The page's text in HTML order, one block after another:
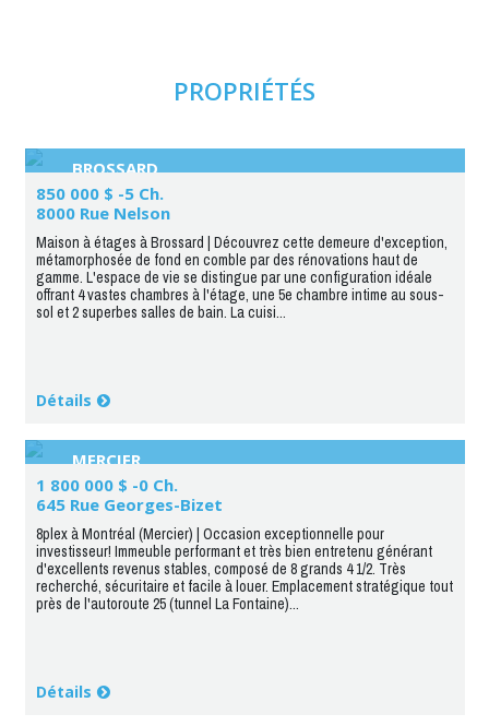
PROPRIÉTÉS
BROSSARD
850 000 $ -5 Ch.
8000 Rue Nelson
Maison à étages à Brossard | Découvrez cette demeure d'exception,
métamorphosée de fond en comble par des rénovations haut de
gamme. L'espace de vie se distingue par une configuration idéale
offrant 4 vastes chambres à l'étage, une 5e chambre intime au sous-
sol et 2 superbes salles de bain. La cuisi...
Détails
MERCIER
1 800 000 $ -0 Ch.
645 Rue Georges-Bizet
8plex à Montréal (Mercier) | Occasion exceptionnelle pour
investisseur! Immeuble performant et très bien entretenu générant
d'excellents revenus stables, composé de 8 grands 4 1/2. Très
recherché, sécuritaire et facile à louer. Emplacement stratégique tout
près de l'autoroute 25 (tunnel La Fontaine)...
Détails